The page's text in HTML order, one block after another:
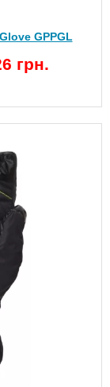
GPPGL
грн.